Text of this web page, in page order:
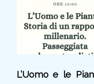
L’Uomo e le